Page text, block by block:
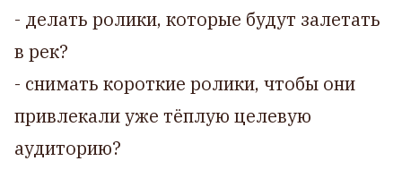
- делать ролики, которые будут залетать
в рек?
- снимать короткие ролики, чтобы они
привлекали уже тёплую целевую
аудиторию?